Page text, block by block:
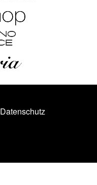
Datenschutz